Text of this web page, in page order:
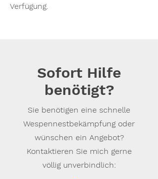
Verfügung.
Sofort Hilfe
benötigt?
Sie benötigen eine schnelle
Wespennestbekämpfung oder
wünschen ein Angebot?
Kontaktieren Sie mich gerne
völlig unverbindlich: